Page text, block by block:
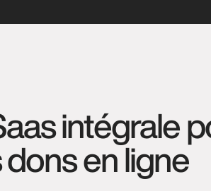
intégrale
dons en ligne